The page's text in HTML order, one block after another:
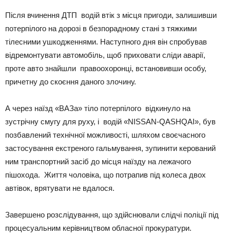
Після вчинення ДТП водій втік з місця пригоди, залишивши
потерпілого на дорозі в безпорадному стані з тяжкими
тілесними ушкодженнями. Наступного дня він спробував
відремонтувати автомобіль, щоб приховати сліди аварії,
проте авто знайшли правоохоронці, встановивши особу,
причетну до скоєння даного злочину.
А через наїзд «ВАЗа» тіло потерпілого відкинуло на
зустрічну смугу для руху, і водій «NISSAN-QASHQAI», був
позбавлений технічної можливості, шляхом своєчасного
застосування екстреного гальмування, зупинити керований
ним транспортний засіб до місця наїзду на лежачого
пішохода. Життя чоловіка, що потрапив під колеса двох
автівок, врятувати не вдалося.
Завершено розслідування, що здійснювали слідчі поліції під
процесуальним керівництвом обласної прокуратури.